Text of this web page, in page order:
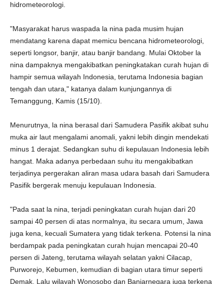
hidrometeorologi.
"Masyarakat harus waspada la nina pada musim hujan
mendatang karena dapat memicu bencana hidrometeorologi,
seperti longsor, banjir, atau banjir bandang. Mulai Oktober la
nina dampaknya mengakibatkan peningkatakan curah hujan di
hampir semua wilayah Indonesia, terutama Indonesia bagian
tengah dan utara," katanya dalam kunjungannya di
Temanggung, Kamis (15/10).
Menurutnya, la nina berasal dari Samudera Pasifik akibat suhu
muka air laut mengalami anomali, yakni lebih dingin mendekati
minus 1 derajat. Sedangkan suhu di kepulauan Indonesia lebih
hangat. Maka adanya perbedaan suhu itu mengakibatkan
terjadinya pergerakan aliran masa udara basah dari Samudera
Pasifik bergerak menuju kepulauan Indonesia.
"Pada saat la nina, terjadi peningkatan curah hujan dari 20
sampai 40 persen di atas normalnya, itu secara umum, Jawa
juga kena, kecuali Sumatera yang tidak terkena. Potensi la nina
berdampak pada peningkatan curah hujan mencapai 20-40
persen di Jateng, terutama wilayah selatan yakni Cilacap,
Purworejo, Kebumen, kemudian di bagian utara timur seperti
Demak. Lalu wilayah Wonosobo dan Banjarnegara juga terkena